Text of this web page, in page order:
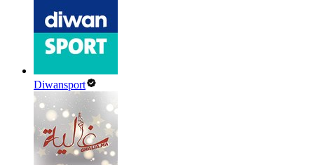
Diwansport